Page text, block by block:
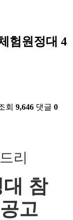
험원정대 4
회 9,646 댓글 0
리
참
고